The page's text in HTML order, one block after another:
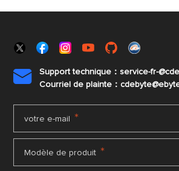

Support technique：service-fr-
Courriel de plainte：cdebyte
votre e-mail *
Modèle de produit *